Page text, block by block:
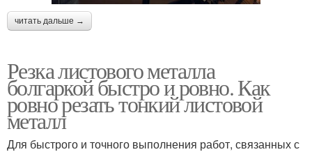
читать дальше →
Резка листового металла
болгаркой быстро и ровно. Как
ровно резать тонкий листовой
металл
Для быстрого и точного выполнения работ, связанных с